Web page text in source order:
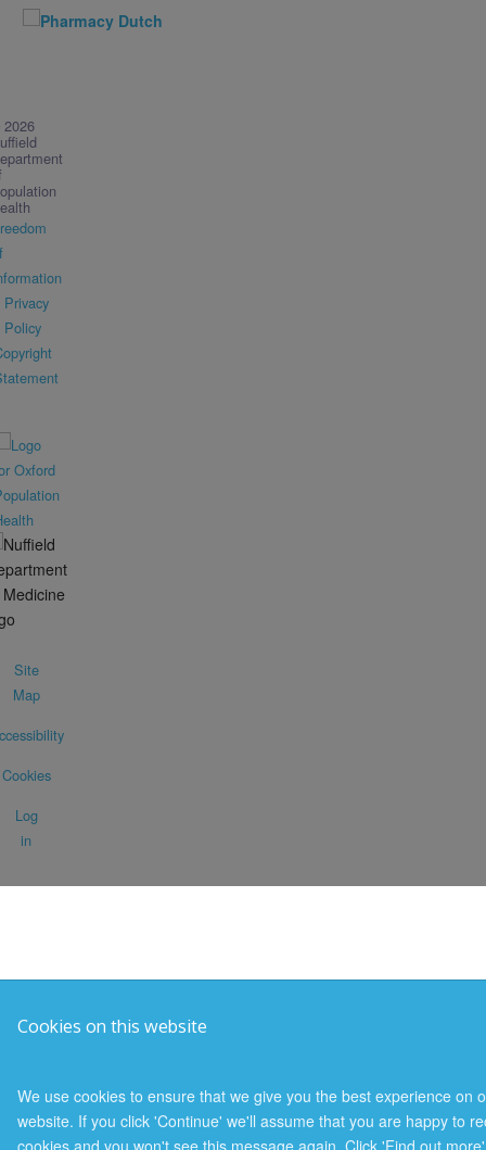
Cookies on this website
We use cookies to ensure that we give you the best experience on
website. If you click 'Continue' we'll assume that you are happy to
cookies and you won't see this message again. Click 'Find out
Privacy
Policy
Site
Map
Cookies
Log
in